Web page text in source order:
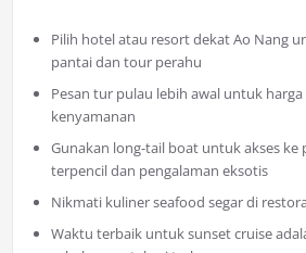
Pilih hotel atau resort dekat Ao Nang
pantai dan tour perahu
Pesan tur pulau lebih awal untuk
kenyamanan
Gunakan long-tail boat untuk akses ke
terpencil dan pengalaman eksotis
Nikmati kuliner seafood segar di
Waktu terbaik untuk sunset cruise